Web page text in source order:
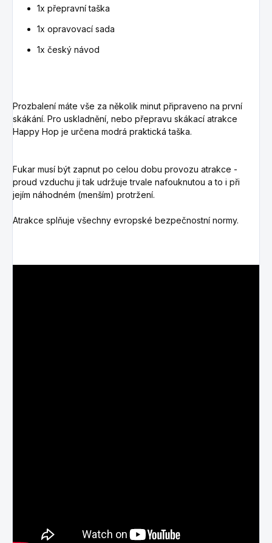
1x přepravní taška
1x opravovací sada
1x český návod
Prozbalení máte vše za několik minut připraveno na první
skákání. Pro uskladnění, nebo přepravu skákací atrakce
Happy Hop je určena modrá praktická taška.
Fukar musí být zapnut po celou dobu provozu atrakce -
proud vzduchu ji tak udržuje trvale nafouknutou a to i při
jejím náhodném (menším) protržení.
Atrakce splňuje všechny evropské bezpečnostní normy.